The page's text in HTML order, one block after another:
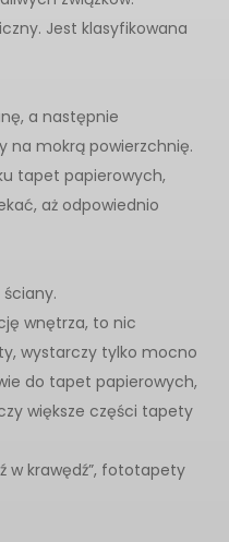
Jest klasyfikowana
a następnie
na mokrą powierzchnię.
tapet papierowych,
aż odpowiednio
ściany.
wnętrza, to nic
wystarczy tylko mocno
do tapet papierowych,
większe części tapety
w krawędź”, fototapety